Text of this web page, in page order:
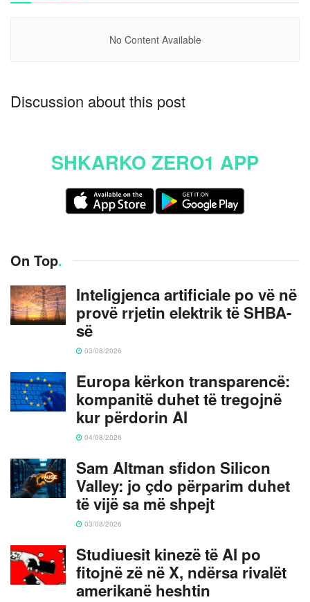
No Content Available
Discussion about this post
SHKARKO ZERO1 APP
On Top.
Inteligjenca artificiale po vë në
provë rrjetin elektrik të SHBA-
së
03/08/2026
Europa kërkon transparencë:
kompanitë duhet të tregojnë
kur përdorin AI
04/08/2026
Sam Altman sfidon Silicon
Valley: jo çdo përparim duhet
të vijë sa më shpejt
03/08/2026
Studiuesit kinezë të AI po
fitojnë zë në X, ndërsa rivalët
amerikanë heshtin